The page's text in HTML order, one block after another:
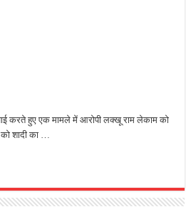
करते हुए एक मामले में आरोपी लक्खू राम लेकाम को
शादी का …